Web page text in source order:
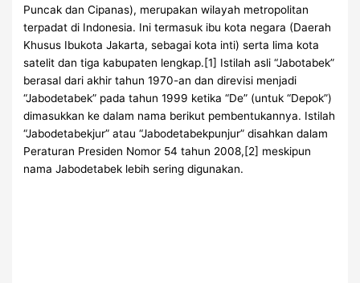
Puncak dan Cipanas), merupakan wilayah metropolitan
terpadat di Indonesia. Ini termasuk ibu kota negara (Daerah
Khusus Ibukota Jakarta, sebagai kota inti) serta lima kota
satelit dan tiga kabupaten lengkap.[1] Istilah asli “Jabotabek”
berasal dari akhir tahun 1970-an dan direvisi menjadi
“Jabodetabek” pada tahun 1999 ketika “De” (untuk “Depok”)
dimasukkan ke dalam nama berikut pembentukannya. Istilah
“Jabodetabekjur” atau “Jabodetabekpunjur” disahkan dalam
Peraturan Presiden Nomor 54 tahun 2008,[2] meskipun
nama Jabodetabek lebih sering digunakan.